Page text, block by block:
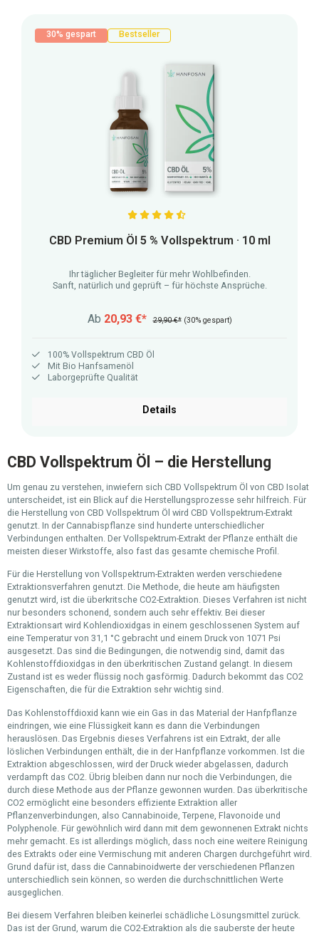
30% gespart Bestseller
CBD Premium Öl 5 % Vollspektrum · 10 ml
Ihr täglicher Begleiter für mehr Wohlbefinden.
Sanft, natürlich und geprüft – für höchste Ansprüche.
Ab 20,93 €* 29,90 €* (30% gespart)
100% Vollspektrum CBD Öl
Mit Bio Hanfsamenöl
Laborgeprüfte Qualität
Details
CBD Vollspektrum Öl – die Herstellung
Um genau zu verstehen, inwiefern sich CBD Vollspektrum Öl von CBD Isolat
unterscheidet, ist ein Blick auf die Herstellungsprozesse sehr hilfreich. Für
die Herstellung von CBD Vollspektrum Öl wird CBD Vollspektrum-Extrakt
genutzt. In der Cannabispflanze sind hunderte unterschiedlicher
Verbindungen enthalten. Der Vollspektrum-Extrakt der Pflanze enthält die
meisten dieser Wirkstoffe, also fast das gesamte chemische Profil.
Für die Herstellung von Vollspektrum-Extrakten werden verschiedene
Extraktionsverfahren genutzt. Die Methode, die heute am häufigsten
genutzt wird, ist die überkritsche CO2-Extraktion. Dieses Verfahren ist nicht
nur besonders schonend, sondern auch sehr effektiv. Bei dieser
Extraktionsart wird Kohlendioxidgas in einem geschlossenen System auf
eine Temperatur von 31,1 °C gebracht und einem Druck von 1071 Psi
ausgesetzt. Das sind die Bedingungen, die notwendig sind, damit das
Kohlenstoffdioxidgas in den überkritischen Zustand gelangt. In diesem
Zustand ist es weder flüssig noch gasförmig. Dadurch bekommt das CO2
Eigenschaften, die für die Extraktion sehr wichtig sind.
Das Kohlenstoffdioxid kann wie ein Gas in das Material der Hanfpflanze
eindringen, wie eine Flüssigkeit kann es dann die Verbindungen
herauslösen. Das Ergebnis dieses Verfahrens ist ein Extrakt, der alle
löslichen Verbindungen enthält, die in der Hanfpflanze vorkommen. Ist die
Extraktion abgeschlossen, wird der Druck wieder abgelassen, dadurch
verdampft das CO2. Übrig bleiben dann nur noch die Verbindungen, die
durch diese Methode aus der Pflanze gewonnen wurden. Das überkritische
CO2 ermöglicht eine besonders effiziente Extraktion aller
Pflanzenverbindungen, also Cannabinoide, Terpene, Flavonoide und
Polyphenole. Für gewöhnlich wird dann mit dem gewonnenen Extrakt nichts
mehr gemacht. Es ist allerdings möglich, dass noch eine weitere Reinigung
des Extrakts oder eine Vermischung mit anderen Chargen durchgeführt wird.
Grund dafür ist, dass die Cannabinoidwerte der verschiedenen Pflanzen
unterschiedlich sein können, so werden die durchschnittlichen Werte
ausgeglichen.
Bei diesem Verfahren bleiben keinerlei schädliche Lösungsmittel zurück.
Das ist der Grund, warum die CO2-Extraktion als die sauberste der heute